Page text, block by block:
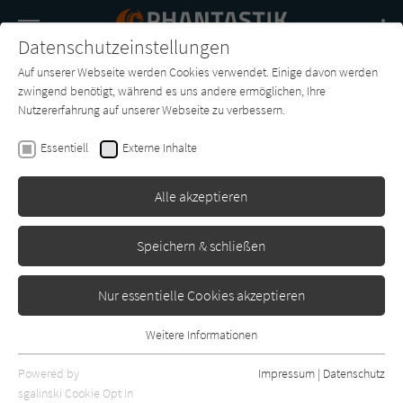
SUCHE
Buch-
Entdecker
Forum Charts
Nicole Böhm
Das Vermächtnis der Grimms 1:
Wer hat Angst vorm bösen
Wolf?
Drachenmond Verlag Erschienen: Oktober 2018 1
Datenschutzeinstellungen
Auf unserer Webseite werden Cookies verwendet. Einige davon werden
zwingend benötigt, während es uns andere ermöglichen, Ihre
Nutzererfahrung auf unserer Webseite zu verbessern.
Essentiell Externe Inhalte
Alle akzeptieren
Speichern & schließen
Nur essentielle Cookies akzeptieren
Essentielle Cookies werden für grundlegende Funktionen der
Webseite benötigt. Dadurch ist gewährleistet, dass die Webseite
Weitere Informationen
Powered by
sgalinski Cookie Opt In
Impressum | Datenschutz